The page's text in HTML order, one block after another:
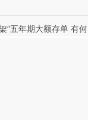
”五年期大额存单 有何